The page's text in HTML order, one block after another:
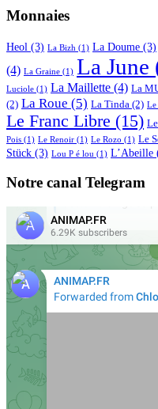
Monnaies
Heol (3) La Bizh (1) La Doume (3)
(4) La Graine (1) La June
Luciole (1) La Maillette (4) La
(2) La Roue (5) La Tinda (2) Le
Le Franc Libre (15)
Pois (1) Le Renoir (1) Le Rozo (1) Le
Stück (3) Lou P é lou (1) L’Abeille
Notre canal Telegram